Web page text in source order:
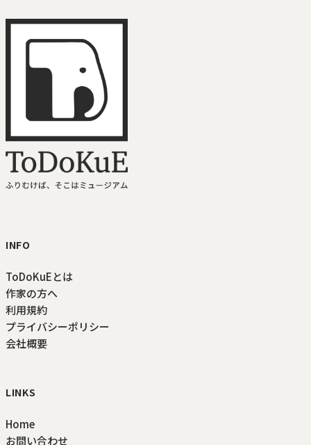
INFO
ToDoKuEとは
作家の方へ
利用規約
プライバシーポリシー
会社概要
LINKS
Home
お問い合わせ